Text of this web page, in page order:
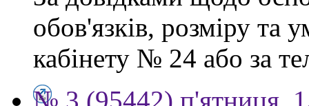
обов'язків, розміру та
кабінету № 24 або за
№ 3 (95442) п'ятниця,